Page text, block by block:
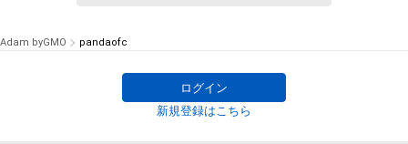
Adam byGMO pandaofc
ログイン
新規登録はこちら